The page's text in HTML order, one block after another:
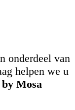
onderdeel van
helpen we u
Mosa